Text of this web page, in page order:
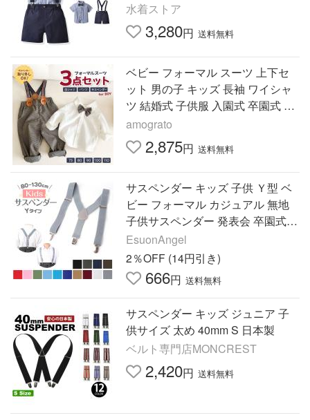
ダー 調節 蝶ネクタイ 4点セット 夏
水着ストア
3,280円 送料無料
ベビー フォーマル スーツ 上下セ
ット 男の子 キッズ 長袖 ワイシャ
ツ 結婚式 子供服 入園式 卒園式 サ
スペンダー付きパンツ 七五三 バー
スディフォト
amograto
2,875円 送料無料
サスペンダー キッズ 子供 Ｙ型 ベ
ビー フォーマル カジュアル 無地
子供サスペンダー 発表会 卒園式
入園式 七五三 結婚式
EsuonAngel
2％OFF (14円引き)
666円 送料無料
サスペンダー キッズ ジュニア 子
供サイズ 太め 40mm S 日本製
ベルト専門店MONCREST
2,420円 送料無料